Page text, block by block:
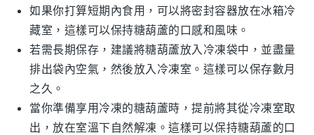
如果你打算短期內食用，可以將密封容器放在冰箱冷
藏室，這樣可以保持糖葫蘆的口感和風味。
若需長期保存，建議將糖葫蘆放入冷凍袋中，並盡量
排出袋內空氣，然後放入冷凍室。這樣可以保存數月
之久。
當你準備享用冷凍的糖葫蘆時，提前將其從冷凍室取
出，放在室溫下自然解凍。這樣可以保持糖葫蘆的口